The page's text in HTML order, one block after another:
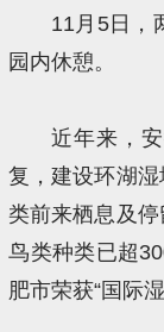
11月5日，
园内休憩。
近年来，
复，建设环湖
类前来栖息及
鸟类种类已超
肥市荣获“国际